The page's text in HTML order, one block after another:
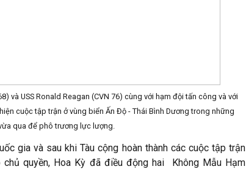
và USS Ronald Reagan (CVN 76) cùng với hạm đội tấn công và với
cuộc tập trận ở vùng biển Ấn Độ - Thái Bình Dương trong những
qua để phô trương lực lượng.
gia và sau khi Tàu cộng hoàn thành các cuộc tập trận
quyền, Hoa Kỳ đã điều động hai Không Mẫu Hạm